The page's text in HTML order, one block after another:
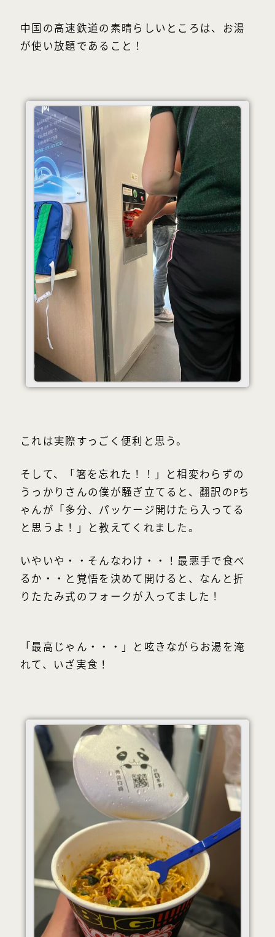
中国の高速鉄道の素晴らしいところは、お湯
が使い放題であること！
これは実際すっごく便利と思う。
そして、「箸を忘れた！！」と相変わらずの
うっかりさんの僕が騒ぎ立てると、翻訳のPち
ゃんが「多分、パッケージ開けたら入ってる
と思うよ！」と教えてくれました。
いやいや・・そんなわけ・・！最悪手で食べ
るか・・と覚悟を決めて開けると、なんと折
りたたみ式のフォークが入ってました！
「最高じゃん・・・」と呟きながらお湯を淹
れて、いざ実食！